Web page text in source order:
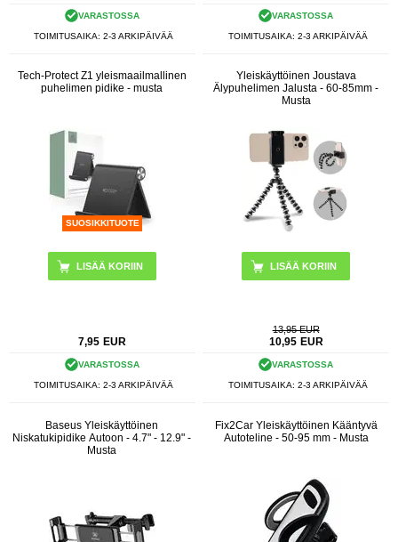
VARASTOSSA
TOIMITUSAIKA: 2-3 ARKIPÄIVÄÄ
VARASTOSSA
TOIMITUSAIKA: 2-3 ARKIPÄIVÄÄ
Tech-Protect Z1 yleismaailmallinen
puhelimen pidike - musta
SUOSIKKITUOTE
7,95 EUR
VARASTOSSA
TOIMITUSAIKA: 2-3 ARKIPÄIVÄÄ
Yleiskäyttöinen Joustava
Älypuhelimen Jalusta - 60-85mm -
Musta
13,95 EUR
10,95 EUR
VARASTOSSA
TOIMITUSAIKA: 2-3 ARKIPÄIVÄÄ
Baseus Yleiskäyttöinen
Niskatukipidike Autoon - 4.7" - 12.9" -
Musta
Fix2Car Yleiskäyttöinen Kääntyvä
Autoteline - 50-95 mm - Musta